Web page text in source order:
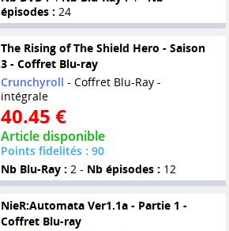
épisodes : 24
The Rising of The Shield Hero - Saison
3 - Coffret Blu-ray
Crunchyroll - Coffret Blu-Ray -
intégrale
40.45 €
Article disponible
Points fidelités : 90
Nb Blu-Ray : 2 - Nb épisodes : 12
NieR:Automata Ver1.1a - Partie 1 -
Coffret Blu-ray